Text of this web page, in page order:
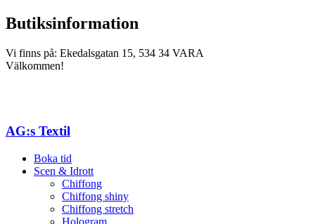
Butiksinformation
Vi finns på: Ekedalsgatan 15, 534 34 VARA
Välkommen!
AG:s Textil
Boka tid
Scen & Idrott
Chiffong
Chiffong shiny
Chiffong stretch
Hologram